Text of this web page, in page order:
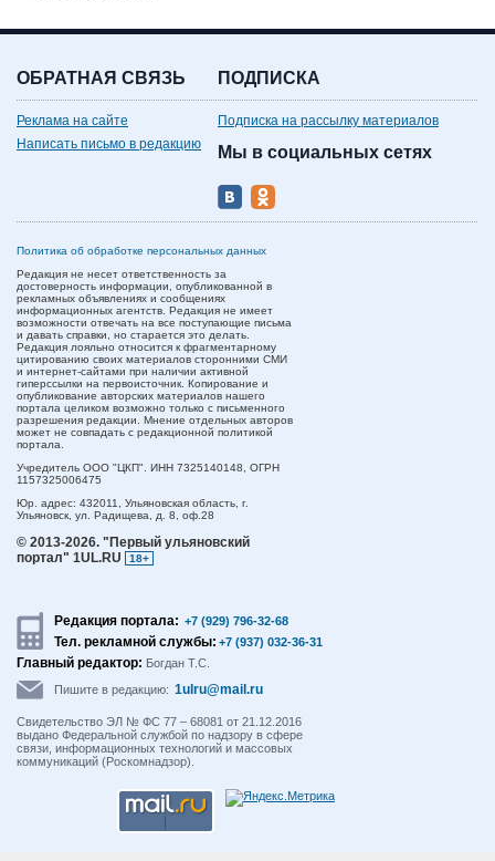
ОБРАТНАЯ СВЯЗЬ
Реклама на сайте
Написать письмо в редакцию
ПОДПИСКА
Подписка на рассылку материалов
Мы в социальных сетях
Политика об обработке персональных данных
Редакция не несет ответственность за
достоверность информации, опубликованной в
рекламных объявлениях и сообщениях
информационных агентств. Редакция не имеет
возможности отвечать на все поступающие письма
и давать справки, но старается это делать.
Редакция лояльно относится к фрагментарному
цитированию своих материалов сторонними СМИ
и интернет-сайтами при наличии активной
гиперссылки на первоисточник. Копирование и
опубликование авторских материалов нашего
портала целиком возможно только с письменного
разрешения редакции. Мнение отдельных авторов
может не совпадать с редакционной политикой
портала.
Учредитель ООО "ЦКП". ИНН 7325140148, ОГРН
1157325006475
Юр. адрес: 432011, Ульяновская область, г.
Ульяновск, ул. Радищева, д. 8, оф.28
© 2013-2026. "Первый ульяновский
портал" 1UL.RU
18+
Редакция портала: +7 (929) 796-32-68
Тел. рекламной службы: +7 (937) 032-36-31
Главный редактор: Богдан Т.С.
Пишите в редакцию: 1ulru@mail.ru
Свидетельство ЭЛ № ФС 77 – 68081 от 21.12.2016
выдано Федеральной службой по надзору в сфере
связи, информационных технологий и массовых
коммуникаций (Роскомнадзор).